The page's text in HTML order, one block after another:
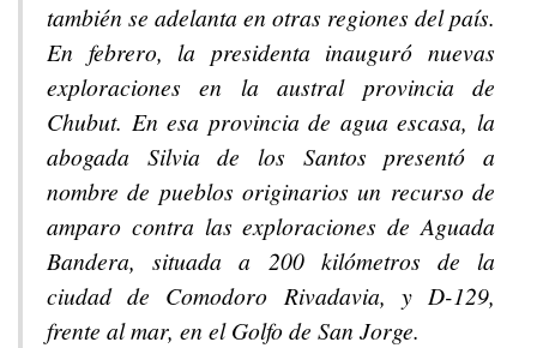
también se adelanta en otras regiones del país.
En febrero, la presidenta inauguró nuevas
exploraciones en la austral provincia de
Chubut. En esa provincia de agua escasa, la
abogada Silvia de los Santos presentó a
nombre de pueblos originarios un recurso de
amparo contra las exploraciones de Aguada
Bandera, situada a 200 kilómetros de la
ciudad de Comodoro Rivadavia, y D-129,
frente al mar, en el Golfo de San Jorge.